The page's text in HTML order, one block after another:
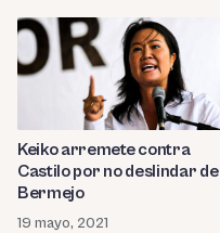
Keiko arremete contra
Castilo por no deslindar de
Bermejo
19 mayo, 2021